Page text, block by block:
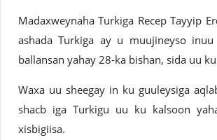
Madaxweynaha Turkiga Recep Tayyip
ashada Turkiga ay u muujineyso
ballansan yahay 28-ka bishan, sida uu
Waxa uu sheegay in ku guuleysiga
shacb iga Turkigu uu ku kalsoon
xisbigiisa.